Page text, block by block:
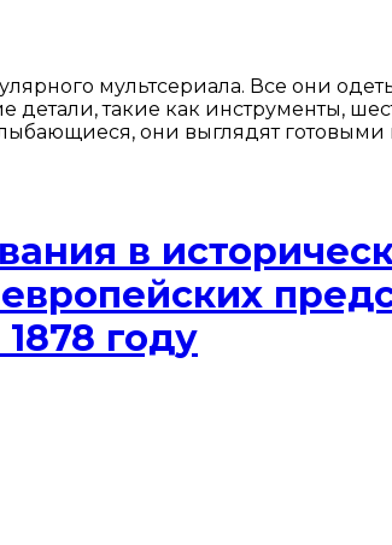
мультсериала. Все они
детали, такие как инструменты,
они выглядят
в
году